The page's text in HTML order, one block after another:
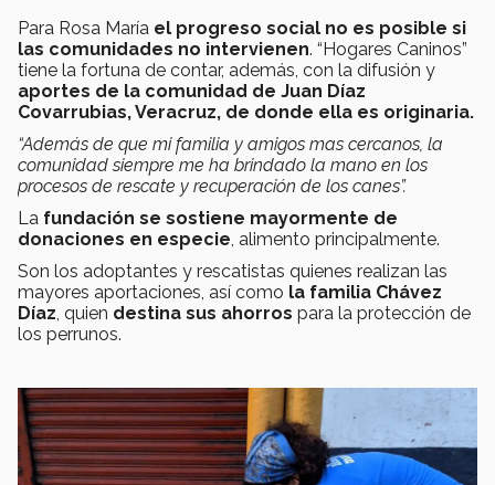
Para Rosa María el progreso social no es posible si
las comunidades no intervienen. “Hogares Caninos”
tiene la fortuna de contar, además, con la difusión y
aportes de la comunidad de Juan Díaz
Covarrubias, Veracruz, de donde ella es originaria.
“Además de que mi familia y amigos mas cercanos, la
comunidad siempre me ha brindado la mano en los
procesos de rescate y recuperación de los canes”.
La fundación se sostiene mayormente de
donaciones en especie , alimento principalmente.
Son los adoptantes y rescatistas quienes realizan las
mayores aportaciones, así como la familia Chávez
Díaz , quien destina sus ahorros para la protección de
los perrunos.